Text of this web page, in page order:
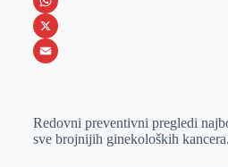
b
o
s
e
e
n
k
I
i
b
W
h
s
X
a
Redovni preventivni pregledi
sve brojnijih ginekoloških kancera.